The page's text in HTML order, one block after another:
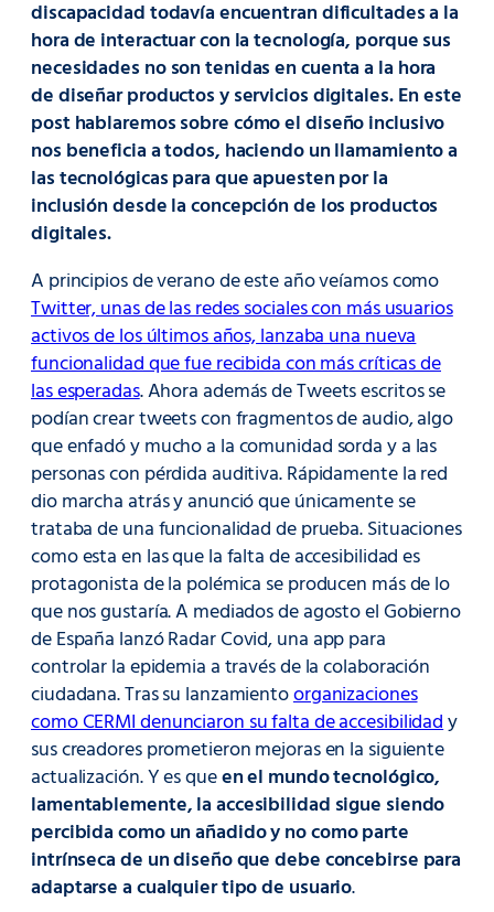
discapacidad todavía encuentran dificultades a la
hora de interactuar con la tecnología, porque sus
necesidades no son tenidas en cuenta a la hora
de diseñar productos y servicios digitales. En este
post hablaremos sobre cómo el diseño inclusivo
nos beneficia a todos, haciendo un llamamiento a
las tecnológicas para que apuesten por la
inclusión desde la concepción de los productos
digitales.
A principios de verano de este año veíamos como
Twitter, unas de las redes sociales con más usuarios
activos de los últimos años, lanzaba una nueva
funcionalidad que fue recibida con más críticas de
las esperadas. Ahora además de Tweets escritos se
podían crear tweets con fragmentos de audio, algo
que enfadó y mucho a la comunidad sorda y a las
personas con pérdida auditiva. Rápidamente la red
dio marcha atrás y anunció que únicamente se
trataba de una funcionalidad de prueba. Situaciones
como esta en las que la falta de accesibilidad es
protagonista de la polémica se producen más de lo
que nos gustaría. A mediados de agosto el Gobierno
de España lanzó Radar Covid, una app para
controlar la epidemia a través de la colaboración
ciudadana. Tras su lanzamientoorganizaciones
como CERMI denunciaron su falta de accesibilidady
sus creadores prometieron mejoras en la siguiente
actualización. Y es queen el mundo tecnológico,
lamentablemente, la accesibilidad sigue siendo
percibida como un añadido y no como parte
intrínseca de un diseño que debe concebirse para
adaptarse a cualquier tipo de usuario.